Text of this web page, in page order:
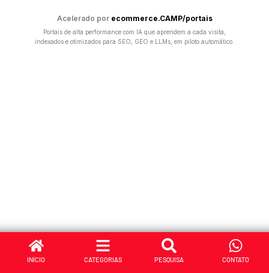
INÍCIO CATEGORIAS PESQUISA CONTATO
Acelerado por ecommerce.CAMP/portais
Portais de alta performance com IA que aprendem a cada visita,
indexados e otimizados para SEO, GEO e LLMs, em piloto automático.